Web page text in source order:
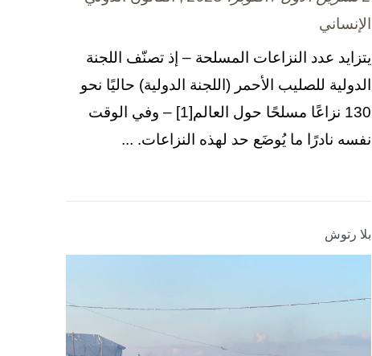
الإنساني
يتزايد عدد النزاعات المسلحة – إذ تصنّف اللجنة
الدولية للصليب الأحمر (اللجنة الدولية) حاليًا نحو
130 نزاعًا مسلحًا حول العالم[1] – وفي الوقت
نفسه نادرًا ما يُوضَع حد لهذه النزاعات. ...
بلا رتوش